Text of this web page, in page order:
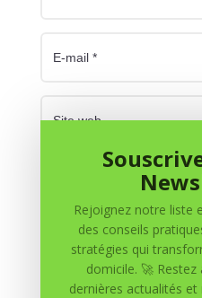
Enregistrer mon nom,
le navigateur pour mon
Rejoignez notre liste
des conseils
stratégies qui
domicile. 🚀
dernières actualités